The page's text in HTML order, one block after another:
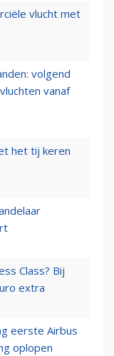
vlucht met
volgend
vanaf
het tij keren
Class? Bij
extra
eerste Airbus
oplopen